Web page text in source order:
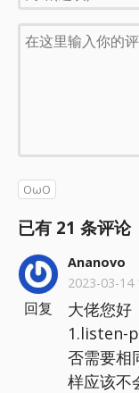
OωO
已有 21 条评论
Ananovo
2023-03-14
大佬您好
1.listen-
否需要相
样应该
回复